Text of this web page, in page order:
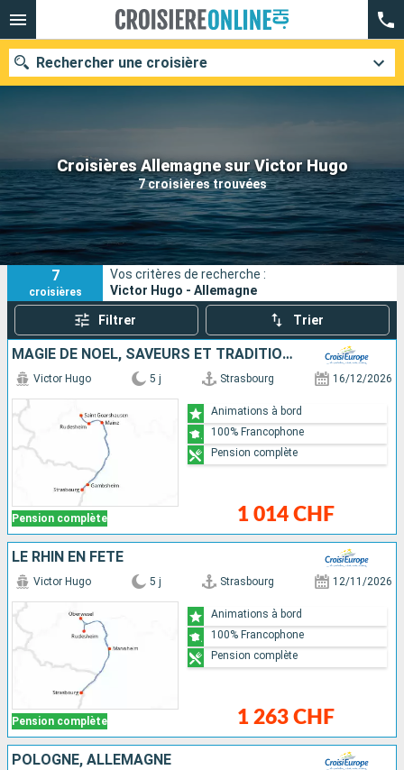
Croisières Allemagne sur Victor Hugo
7 croisières trouvées
Rechercher une croisière
Nos destinations
Mois de départ
Ports Compagnies
Rechercher
7
croisières
Vos critères de recherche :
Victor Hugo - Allemagne
Filtrer Trier
MAGIE DE NOËL, SAVEURS ET TRADITIONS DE L'AVENT EN CROISIÈRE SUR LE RHIN
Pension complète
Victor Hugo 5 j Strasbourg 16/12/2026
1 014 CHF
Animations à bord
100% Francophone
Pension complète
LE RHIN EN FÊTE
Pension complète
Victor Hugo 5 j Strasbourg 12/11/2026
1 263 CHF
Animations à bord
100% Francophone
Pension complète
POLOGNE, ALLEMAGNE